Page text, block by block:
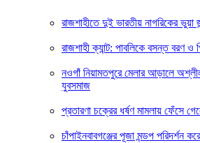
রাজশাহীতে দুই ভারতীয় নাগরিকের
রাজশাহী ক্যান্ট: পাবলিকে বসন্ত বরণ ও
নওগাঁ নিয়ামতপুরে মেলার আড়ালে
যুবসমাজ
প্রতারণা চক্রের ধর্ষণ মামলায় ফেঁসে
চাঁপাইনবাবগঞ্জের পূজা মন্ডপ পরিদর্শন